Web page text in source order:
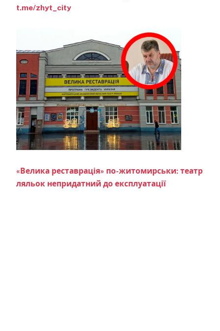
t.me/zhyt_city
«Велика реставрація» по-житомирськи: театр
ляльок непридатний до експлуатації